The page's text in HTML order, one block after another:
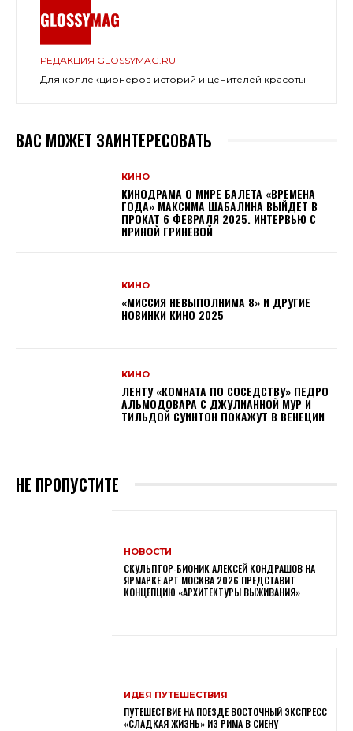
РЕДАКЦИЯ GLOSSYMAG.RU
Для коллекционеров историй и ценителей красоты
ВАС МОЖЕТ ЗАИНТЕРЕСОВАТЬ
КИНО
КИНОДРАМА О МИРЕ БАЛЕТА «ВРЕМЕНА
ГОДА» МАКСИМА ШАБАЛИНА ВЫЙДЕТ В
ПРОКАТ 6 ФЕВРАЛЯ 2025. ИНТЕРВЬЮ С
ИРИНОЙ ГРИНЕВОЙ
КИНО
«МИССИЯ НЕВЫПОЛНИМА 8» И ДРУГИЕ
НОВИНКИ КИНО 2025
КИНО
ЛЕНТУ «КОМНАТА ПО СОСЕДСТВУ» ПЕДРО
АЛЬМОДОВАРА С ДЖУЛИАННОЙ МУР И
ТИЛЬДОЙ СУИНТОН ПОКАЖУТ В ВЕНЕЦИИ
НЕ ПРОПУСТИТЕ
НОВОСТИ
СКУЛЬПТОР-БИОНИК АЛЕКСЕЙ КОНДРАШОВ НА
ЯРМАРКЕ АРТ МОСКВА 2026 ПРЕДСТАВИТ
КОНЦЕПЦИЮ «АРХИТЕКТУРЫ ВЫЖИВАНИЯ»
ИДЕЯ ПУТЕШЕСТВИЯ
ПУТЕШЕСТВИЕ НА ПОЕЗДЕ ВОСТОЧНЫЙ ЭКСПРЕСС
«СЛАДКАЯ ЖИЗНЬ» ИЗ РИМА В СИЕНУ